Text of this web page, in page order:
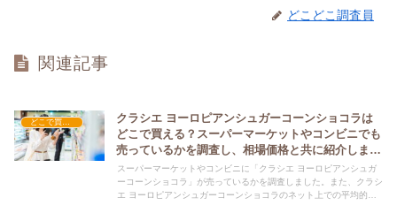
どこどこ調査員
関連記事
どこで買える？-お菓子・スイーツ・アイス
クラシエ ヨーロピアンシュガーコーンショコラは
どこで買える？スーパーマーケットやコンビニでも
売っているかを調査し、相場価格と共に紹介しま
す。
スーパーマーケットやコンビニに「クラシエ ヨーロピアンシュガ
ーコーンショコラ」が売っているかを調査しました。また、クラシ
エ ヨーロピアンシュガーコーンショコラのネット上での平均的な